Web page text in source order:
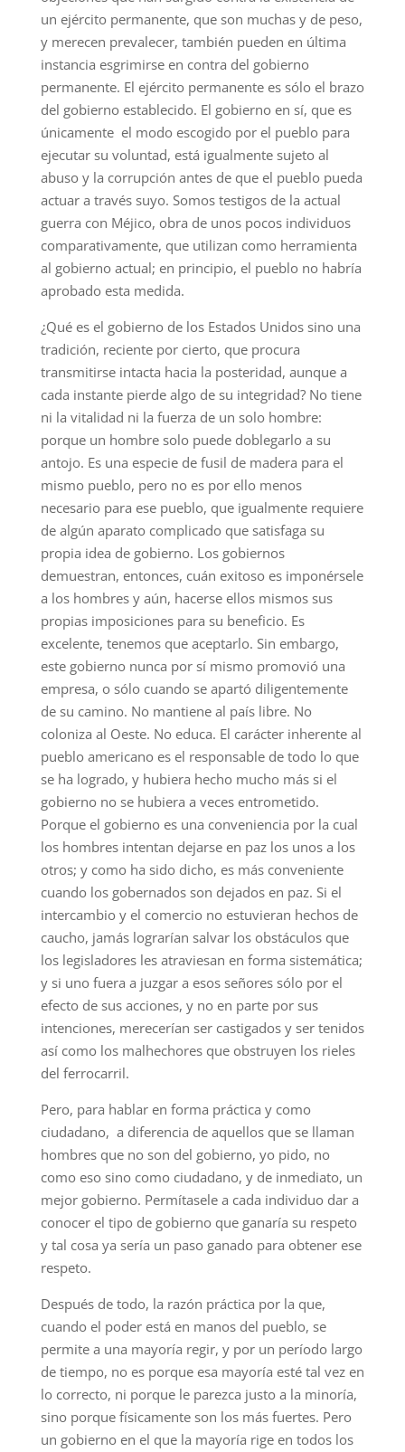
un ejército permanente, que son muchas y de peso,
y merecen prevalecer, también pueden en última
instancia esgrimirse en contra del gobierno
permanente. El ejército permanente es sólo el brazo
del gobierno establecido. El gobierno en sí, que es
únicamente el modo escogido por el pueblo para
ejecutar su voluntad, está igualmente sujeto al
abuso y la corrupción antes de que el pueblo pueda
actuar a través suyo. Somos testigos de la actual
guerra con Méjico, obra de unos pocos individuos
comparativamente, que utilizan como herramienta
al gobierno actual; en principio, el pueblo no habría
aprobado esta medida.
¿Qué es el gobierno de los Estados Unidos sino una
tradición, reciente por cierto, que procura
transmitirse intacta hacia la posteridad, aunque a
cada instante pierde algo de su integridad? No tiene
ni la vitalidad ni la fuerza de un solo hombre:
porque un hombre solo puede doblegarlo a su
antojo. Es una especie de fusil de madera para el
mismo pueblo, pero no es por ello menos
necesario para ese pueblo, que igualmente requiere
de algún aparato complicado que satisfaga su
propia idea de gobierno. Los gobiernos
demuestran, entonces, cuán exitoso es imponérsele
a los hombres y aún, hacerse ellos mismos sus
propias imposiciones para su beneficio. Es
excelente, tenemos que aceptarlo. Sin embargo,
este gobierno nunca por sí mismo promovió una
empresa, o sólo cuando se apartó diligentemente
de su camino. No mantiene al país libre. No
coloniza al Oeste. No educa. El carácter inherente al
pueblo americano es el responsable de todo lo que
se ha logrado, y hubiera hecho mucho más si el
gobierno no se hubiera a veces entrometido.
Porque el gobierno es una conveniencia por la cual
los hombres intentan dejarse en paz los unos a los
otros; y como ha sido dicho, es más conveniente
cuando los gobernados son dejados en paz. Si el
intercambio y el comercio no estuvieran hechos de
caucho, jamás lograrían salvar los obstáculos que
los legisladores les atraviesan en forma sistemática;
y si uno fuera a juzgar a esos señores sólo por el
efecto de sus acciones, y no en parte por sus
intenciones, merecerían ser castigados y ser tenidos
así como los malhechores que obstruyen los rieles
del ferrocarril.
Pero, para hablar en forma práctica y como
ciudadano, a diferencia de aquellos que se llaman
hombres que no son del gobierno, yo pido, no
como eso sino como ciudadano, y de inmediato, un
mejor gobierno. Permítasele a cada individuo dar a
conocer el tipo de gobierno que ganaría su respeto
y tal cosa ya sería un paso ganado para obtener ese
respeto.
Después de todo, la razón práctica por la que,
cuando el poder está en manos del pueblo, se
permite a una mayoría regir, y por un período largo
de tiempo, no es porque esa mayoría esté tal vez en
lo correcto, ni porque le parezca justo a la minoría,
sino porque físicamente son los más fuertes. Pero
un gobierno en el que la mayoría rige en todos los